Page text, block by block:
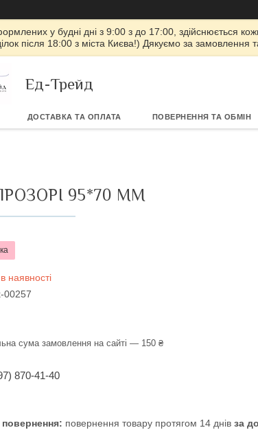
у будні дні з 9:00 з до 17:00, здійснюється
після 18:00 з міста Києва!) Дякуємо за замовлення
Ед-Трейд
ДОСТАВКА ТА ОПЛАТА ПОВЕРНЕННЯ ТА ОБМІН
95*70 ММ
наявності
00257
сума замовлення на сайті — 150 ₴
870-41-40
повернення товару протягом 14 днів за